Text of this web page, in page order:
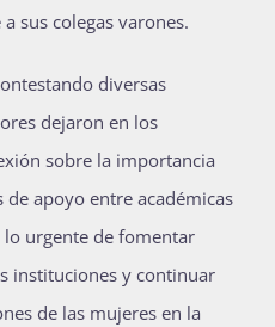
sus colegas varones.
diversas
dejaron en los
sobre la importancia
apoyo entre académicas
urgente de fomentar
instituciones y continuar
de las mujeres en la